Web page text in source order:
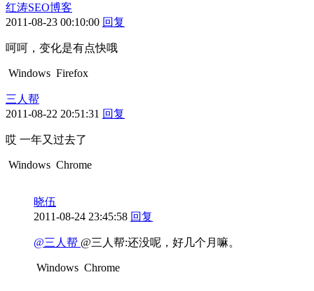
红涛SEO博客
2011-08-23 00:10:00 回复
呵呵，变化是有点快哦
Windows Firefox
三人帮
2011-08-22 20:51:31 回复
哎 一年又过去了
Windows Chrome
晓伍
2011-08-24 23:45:58 回复
@三人帮 @三人帮:还没呢，好几个月嘛。
Windows Chrome